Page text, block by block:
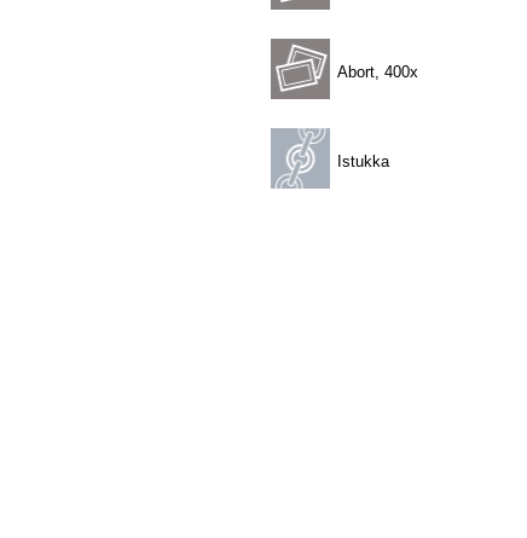
Abort, 400x
Istukka